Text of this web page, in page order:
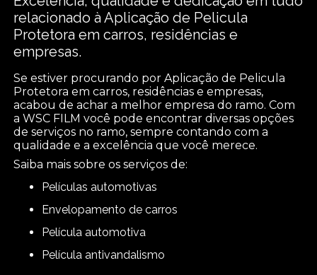
relacionado à Aplicação de Pelicula
Protetora em carros, residências e
empresas.
Se estiver procurando por Aplicação de Pelicula
Protetora em carros, residências e empresas,
acabou de achar a melhor empresa do ramo. Com
a WSC FILM você pode encontrar diversas opções
de serviços no ramo, sempre contando com a
qualidade e a excelência que você merece.
Saiba mais sobre os serviços de:
películas automotivas
envelopamento de carros
película automotiva
película antivandalismo